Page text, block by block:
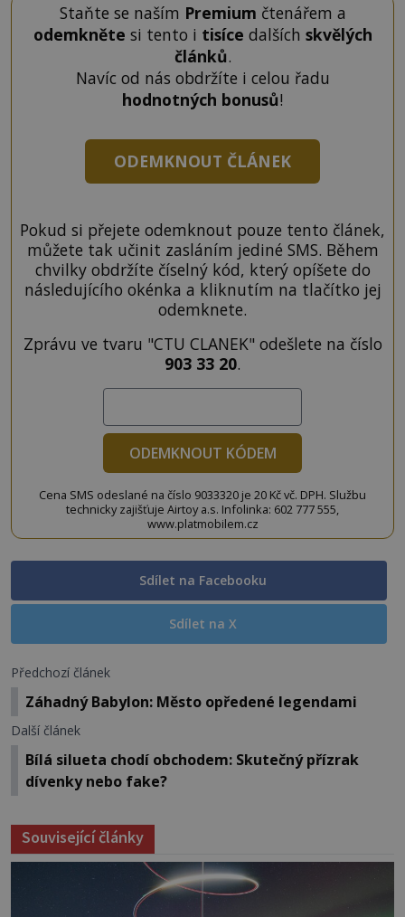
Staňte se naším Premium čtenářem a
odemkněte si tento i tisíce dalších skvělých
článků.
Navíc od nás obdržíte i celou řadu
hodnotných bonusů!
ODEMKNOUT ČLÁNEK
Pokud si přejete odemknout pouze tento článek,
můžete tak učinit zasláním jediné SMS. Během
chvilky obdržíte číselný kód, který opíšete do
následujícího okénka a kliknutím na tlačítko jej
odemknete.
Zprávu ve tvaru "CTU CLANEK" odešlete na číslo
903 33 20.
ODEMKNOUT KÓDEM
Cena SMS odeslané na číslo 9033320 je 20 Kč vč. DPH. Službu
technicky zajišťuje Airtoy a.s. Infolinka: 602 777 555,
www.platmobilem.cz
Sdílet na Facebooku
Sdílet na X
Předchozí článek
Záhadný Babylon: Město opředené legendami
Další článek
Bílá silueta chodí obchodem: Skutečný přízrak
dívenky nebo fake?
Související články